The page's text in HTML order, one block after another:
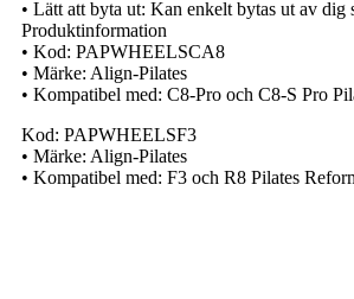
• Lätt att byta ut: Kan enkelt bytas ut av dig
Produktinformation
• Kod: PAPWHEELSCA8
• Märke: Align-Pilates
• Kompatibel med: C8-Pro och C8-S Pro
Kod: PAPWHEELSF3
• Märke: Align-Pilates
• Kompatibel med: F3 och R8 Pilates